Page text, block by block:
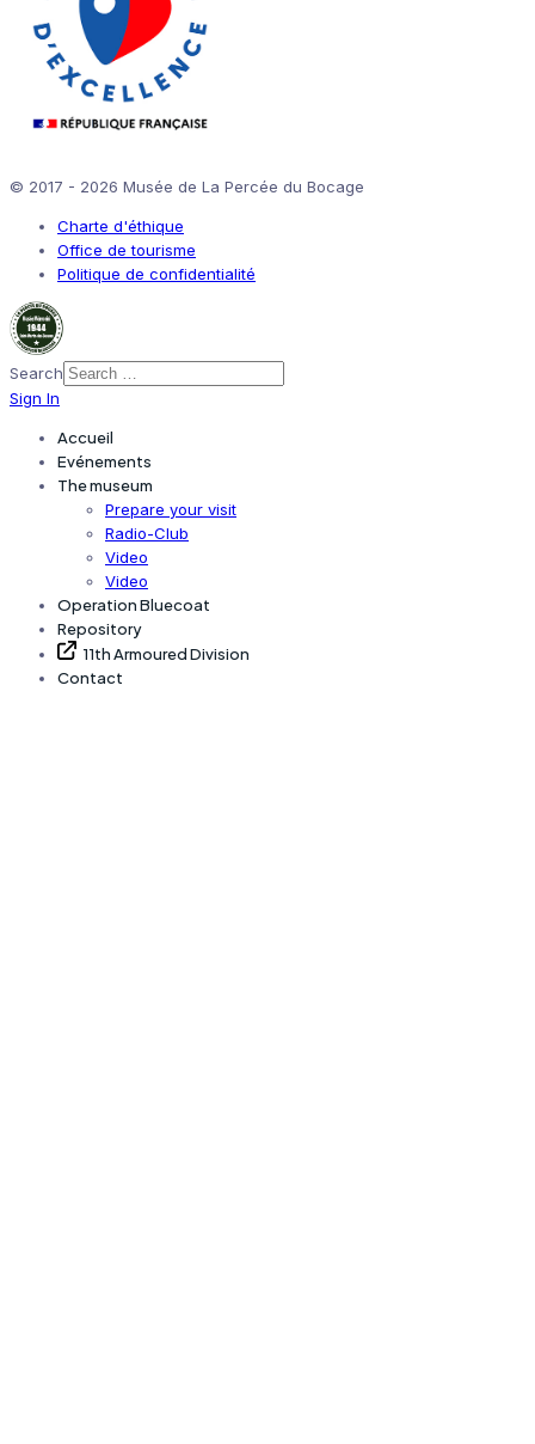
© 2017 - 2026 Musée de La Percée du Bocage
Charte d'éthique
Office de tourisme
Politique de confidentialité
Search
Sign In
Accueil
Evénements
The museum
Prepare your visit
Radio-Club
Video
Video
Operation Bluecoat
Repository
11th Armoured Division
Contact